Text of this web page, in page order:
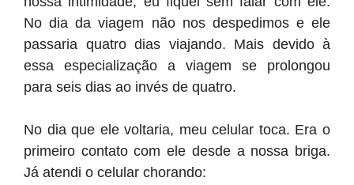
No dia da viagem não nos despedimos e ele
passaria quatro dias viajando. Mais devido à
essa especialização a viagem se prolongou
para seis dias ao invés de quatro.
No dia que ele voltaria, meu celular toca. Era o
primeiro contato com ele desde a nossa briga.
Já atendi o celular chorando: